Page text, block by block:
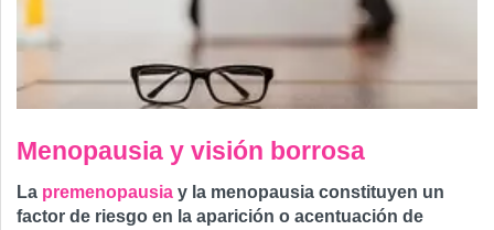
Investigación
Menopausia y visión borrosa
La premenopausia y la menopausia constituyen un
factor de riesgo en la aparición o acentuación de